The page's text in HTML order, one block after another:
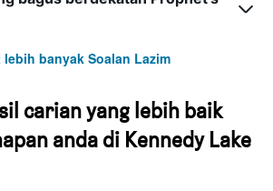
lebih banyak Soalan Lazim
carian yang lebih baik
anda di Kennedy Lake